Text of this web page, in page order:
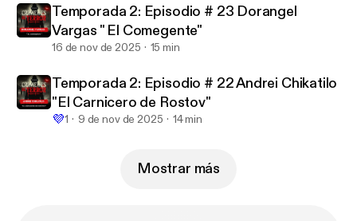
Temporada 2: Episodio # 23 Dorangel
Vargas " El Comegente"
16 de nov de 2025 15 min
Temporada 2: Episodio # 22 Andrei Chikatilo
"El Carnicero de Rostov"
💜1 9 de nov de 2025 14 min
Mostrar más